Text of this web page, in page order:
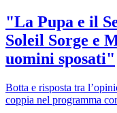
"La Pupa e il
Soleil Sorge e
uomini sposati"
Botta e risposta tra
coppia nel programma